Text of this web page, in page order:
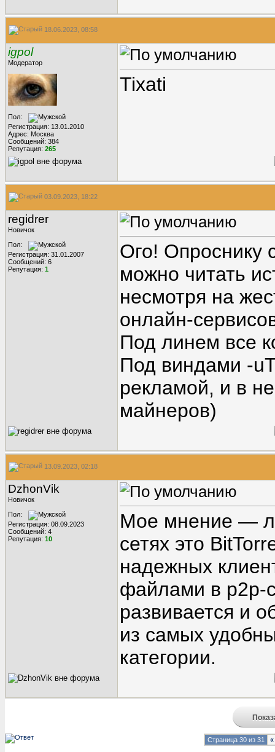
18.06.2023, 08:58
igpol
Модератор
Пол:
Регистрация: 13.01.2010
Адрес: Москва
Сообщений: 384
Репутация: 265
Tixati
03.09.2023, 18:22
regidrer
Новичок
Пол:
Регистрация: 31.01.2007
Сообщений: 6
Репутация: 1
Ого! Опроснику
можно читать
несмотря на
онлайн-
Под линем все
Под виндами -
рекламой, и в
майнеров)
13.09.2023, 02:18
DzhonVik
Новичок
Пол:
Регистрация: 08.09.2023
Сообщений: 4
Репутация: 10
Мое мнение —
сетях это
надежных
файлами в p2p-
развивается и
из самых
категории.
Страница 30 из 31 «